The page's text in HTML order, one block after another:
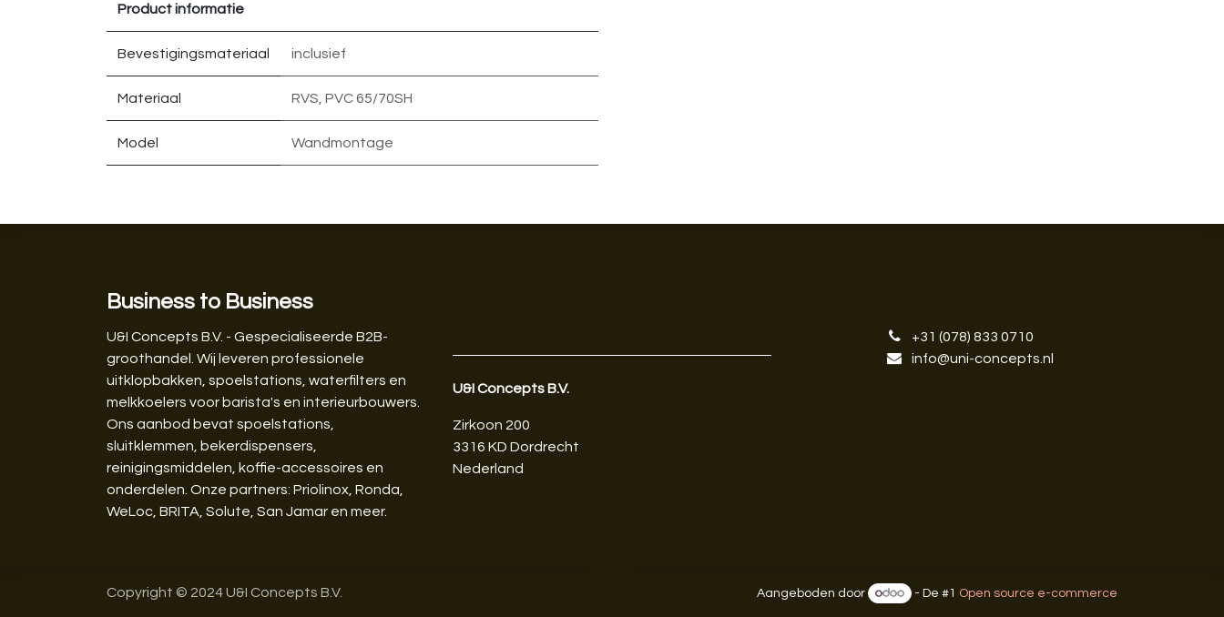
Product informatie
Bevestigingsmateriaal inclusief
Materiaal RVS PVC 65/70SH
Model Wandmontage
Business to Business
U&I Concepts B.V. - Gespecialiseerde B2B-
groothandel. Wij leveren professionele
uitklopbakken, spoelstations, waterfilters en
melkkoelers voor barista's en interieurbouwers.
Ons aanbod bevat spoelstations,
sluitklemmen, bekerdispensers,
reinigingsmiddelen, koffie-accessoires en
onderdelen. Onze partners: Priolinox, Ronda,
WeLoc, BRITA, Solute, San Jamar en meer.
U&I Concepts B.V.​
Zirkoon 200
3316 KD Dordrecht
Nederland
+31 (078) 833 0710
info@uni-concepts.nl
Copyright © 2024 U&I Concepts B.V. Aangeboden door - De #1 Open source e-commerce